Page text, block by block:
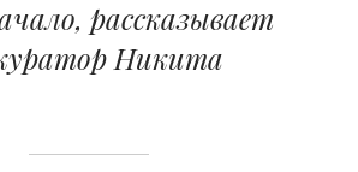
рассказывает
Никита